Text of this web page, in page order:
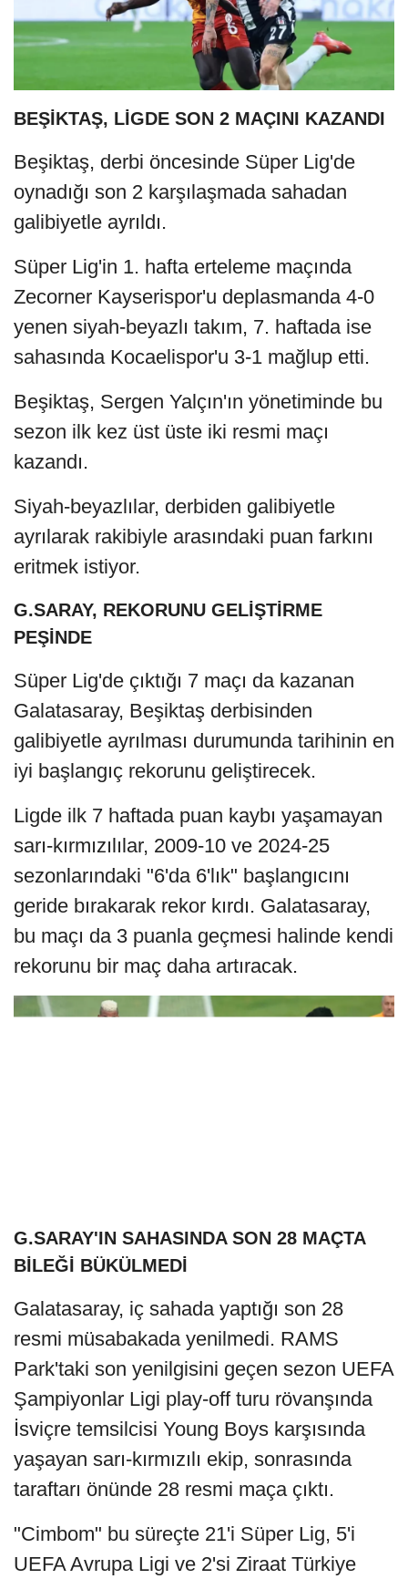
BEŞİKTAŞ, LİGDE SON 2 MAÇINI KAZANDI
Beşiktaş, derbi öncesinde Süper Lig'de
oynadığı son 2 karşılaşmada sahadan
galibiyetle ayrıldı.
Süper Lig'in 1. hafta erteleme maçında
Zecorner Kayserispor'u deplasmanda 4-0
yenen siyah-beyazlı takım, 7. haftada ise
sahasında Kocaelispor'u 3-1 mağlup etti.
Beşiktaş, Sergen Yalçın'ın yönetiminde bu
sezon ilk kez üst üste iki resmi maçı
kazandı.
Siyah-beyazlılar, derbiden galibiyetle
ayrılarak rakibiyle arasındaki puan farkını
eritmek istiyor.
G.SARAY, REKORUNU GELİŞTİRME
PEŞİNDE
Süper Lig'de çıktığı 7 maçı da kazanan
Galatasaray, Beşiktaş derbisinden
galibiyetle ayrılması durumunda tarihinin en
iyi başlangıç rekorunu geliştirecek.
Ligde ilk 7 haftada puan kaybı yaşamayan
sarı-kırmızılılar, 2009-10 ve 2024-25
sezonlarındaki "6'da 6'lık" başlangıcını
geride bırakarak rekor kırdı. Galatasaray,
bu maçı da 3 puanla geçmesi halinde kendi
rekorunu bir maç daha artıracak.
G.SARAY'IN SAHASINDA SON 28 MAÇTA
BİLEĞİ BÜKÜLMEDİ
Galatasaray, iç sahada yaptığı son 28
resmi müsabakada yenilmedi. RAMS
Park'taki son yenilgisini geçen sezon UEFA
Şampiyonlar Ligi play-off turu rövanşında
İsviçre temsilcisi Young Boys karşısında
yaşayan sarı-kırmızılı ekip, sonrasında
taraftarı önünde 28 resmi maça çıktı.
"Cimbom" bu süreçte 21'i Süper Lig, 5'i
UEFA Avrupa Ligi ve 2'si Ziraat Türkiye